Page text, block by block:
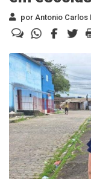
por Antonio Carlos